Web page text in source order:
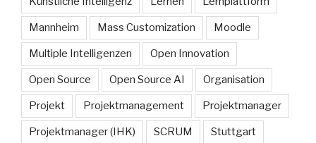
Mannheim Mass Customization Moodle
Multiple Intelligenzen Open Innovation
Open Source Open Source AI Organisation
Projekt Projektmanagement Projektmanager
Projektmanager (IHK) SCRUM Stuttgart